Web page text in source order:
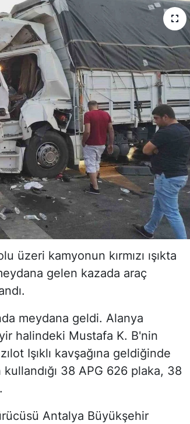
üzeri kamyonun kırmızı ışıkta
gelen kazada araç
meydana geldi. Alanya
halindeki Mustafa K. B'nin
Işıklı kavşağına geldiğinde
kullandığı 38 APG 626 plaka, 38
Antalya Büyükşehir